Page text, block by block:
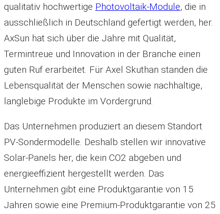
qualitativ hochwertige Photovoltaik-Module, die in
ausschließlich in Deutschland gefertigt werden, her.
AxSun hat sich über die Jahre mit Qualität,
Termintreue und Innovation in der Branche einen
guten Ruf erarbeitet. Für Axel Skuthan standen die
Lebensqualität der Menschen sowie nachhaltige,
langlebige Produkte im Vordergrund.
Das Unternehmen produziert an diesem Standort
PV-Sondermodelle. Deshalb stellen wir innovative
Solar-Panels her, die kein CO2 abgeben und
energieeffizient hergestellt werden. Das
Unternehmen gibt eine Produktgarantie von 15
Jahren sowie eine Premium-Produktgarantie von 25